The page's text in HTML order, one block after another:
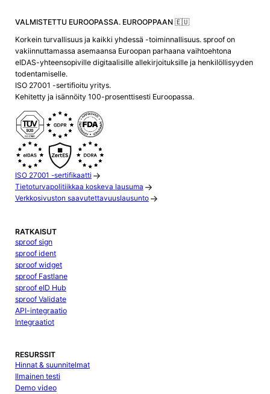
VALMISTETTU EUROOPASSA. EUROOPPAAN 🇪🇺
Korkein turvallisuus ja kaikki yhdessä -toiminnallisuus. sproof on
vakiinnuttamassa asemaansa Euroopan parhaana vaihtoehtona
eIDAS-yhteensopiville digitaalisille allekirjoituksille ja henkilöllisyyden
todentamiselle.
ISO 27001 -sertifioitu yritys.
Kehitetty ja isännöity 100-prosenttisesti Euroopassa.
ISO 27001 -sertifikaatti
Tietoturvapolitiikkaa koskeva lausuma
Verkkosivuston saavutettavuuslausunto
RATKAISUT
sproof sign
sproof ident
sproof widget
sproof Fastlane
sproof eID Hub
sproof Validate
API-integraatio
Integraatiot
RESURSSIT
Hinnat & suunnitelmat
Ilmainen testi
Demo video